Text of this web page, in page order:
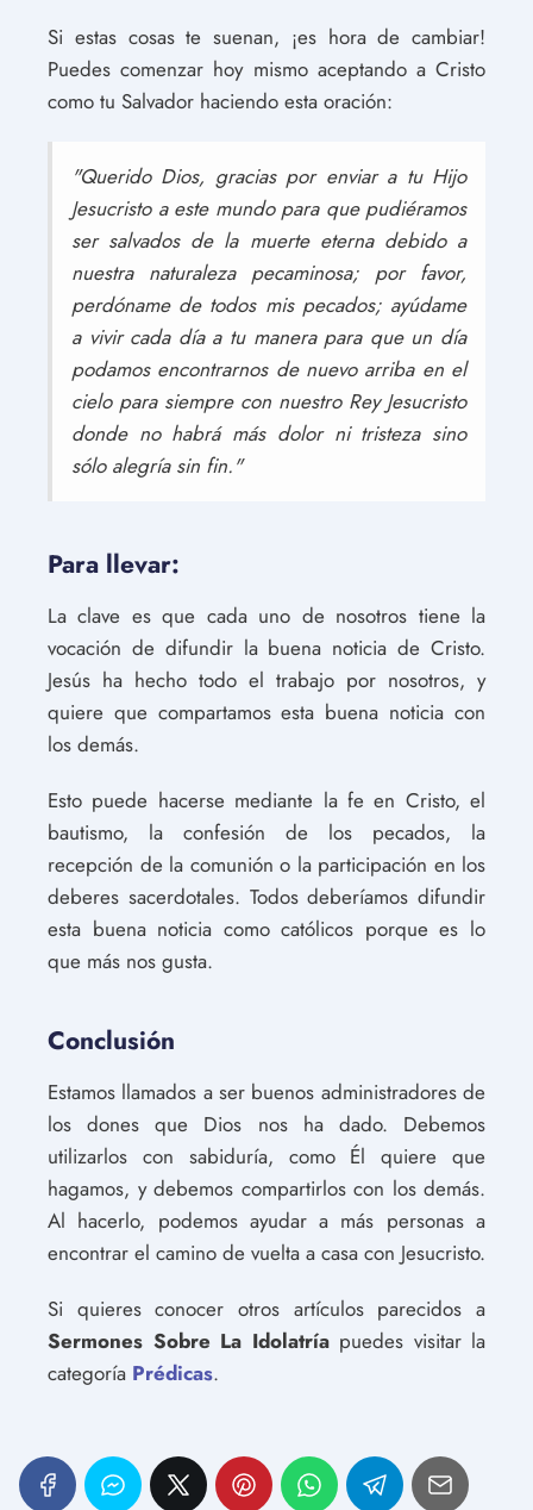
Si estas cosas te suenan, ¡es hora de cambiar!
Puedes comenzar hoy mismo aceptando a Cristo
como tu Salvador haciendo esta oración:
"Querido Dios, gracias por enviar a tu Hijo
Jesucristo a este mundo para que pudiéramos
ser salvados de la muerte eterna debido a
nuestra naturaleza pecaminosa; por favor,
perdóname de todos mis pecados; ayúdame
a vivir cada día a tu manera para que un día
podamos encontrarnos de nuevo arriba en el
cielo para siempre con nuestro Rey Jesucristo
donde no habrá más dolor ni tristeza sino
sólo alegría sin fin."
Para llevar:
La clave es que cada uno de nosotros tiene la
vocación de difundir la buena noticia de Cristo.
Jesús ha hecho todo el trabajo por nosotros, y
quiere que compartamos esta buena noticia con
los demás.
Esto puede hacerse mediante la fe en Cristo, el
bautismo, la confesión de los pecados, la
recepción de la comunión o la participación en los
deberes sacerdotales. Todos deberíamos difundir
esta buena noticia como católicos porque es lo
que más nos gusta.
Conclusión
Estamos llamados a ser buenos administradores de
los dones que Dios nos ha dado. Debemos
utilizarlos con sabiduría, como Él quiere que
hagamos, y debemos compartirlos con los demás.
Al hacerlo, podemos ayudar a más personas a
encontrar el camino de vuelta a casa con Jesucristo.
Si quieres conocer otros artículos parecidos a
Sermones Sobre La Idolatríapuedes visitar la
categoría Prédicas.